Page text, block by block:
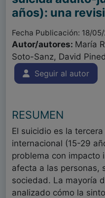
años): una
Fecha Publicación: 18/
Autor/autores: María
Soto-Sanz, David
Seguir al autor
RESUMEN
El suicidio es la
internacional (15-29
problema con impacto
afecta a las personas,
sociedad. La mayoría
analizado cómo la